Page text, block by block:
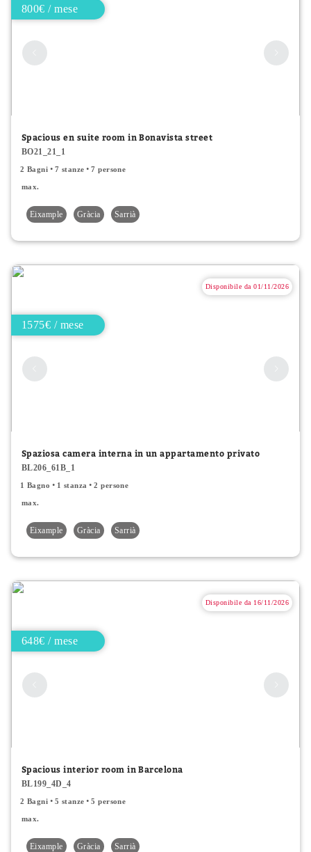
800€ / mese
Spacious en suite room in Bonavista street
BO21_21_1
2 Bagni 7 stanze 7 persone
max.
Eixample Gràcia Sarrià
Disponibile da 01/11/2026
1575€ / mese
Spaziosa camera interna in un appartamento privato
BL206_61B_1
1 Bagno 1 stanza 2 persone
max.
Eixample Gràcia Sarrià
Disponibile da 16/11/2026
648€ / mese
Spacious interior room in Barcelona
BL199_4D_4
2 Bagni 5 stanze 5 persone
max.
Eixample Gràcia Sarrià